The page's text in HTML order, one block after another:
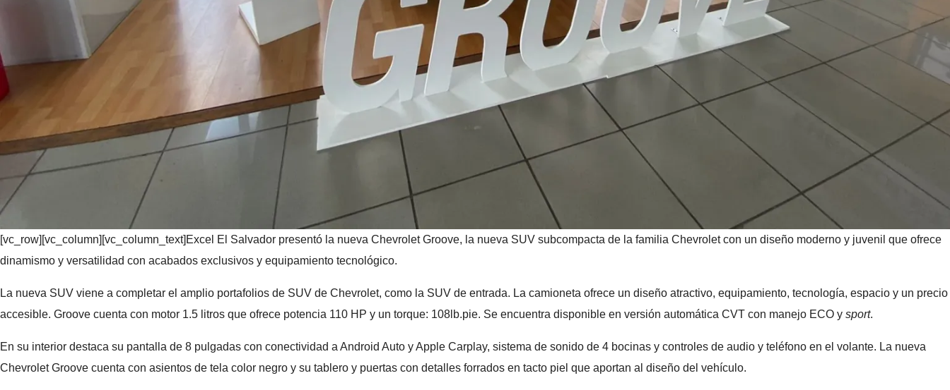
[vc_row][vc_column][vc_column_text]Excel El Salvador presentó la nueva Chevrolet Groove, la nueva SUV subcompacta de la familia Chevrolet con un diseño moderno y juvenil que ofrece
dinamismo y versatilidad con acabados exclusivos y equipamiento tecnológico.
La nueva SUV viene a completar el amplio portafolios de SUV de Chevrolet, como la SUV de entrada. La camioneta ofrece un diseño atractivo, equipamiento, tecnología, espacio y un precio
accesible. Groove cuenta con motor 1.5 litros que ofrece potencia 110 HP y un torque: 108lb.pie. Se encuentra disponible en versión automática CVT con manejo ECO y sport.
En su interior destaca su pantalla de 8 pulgadas con conectividad a Android Auto y Apple Carplay, sistema de sonido de 4 bocinas y controles de audio y teléfono en el volante. La nueva
Chevrolet Groove cuenta con asientos de tela color negro y su tablero y puertas con detalles forrados en tacto piel que aportan al diseño del vehículo.